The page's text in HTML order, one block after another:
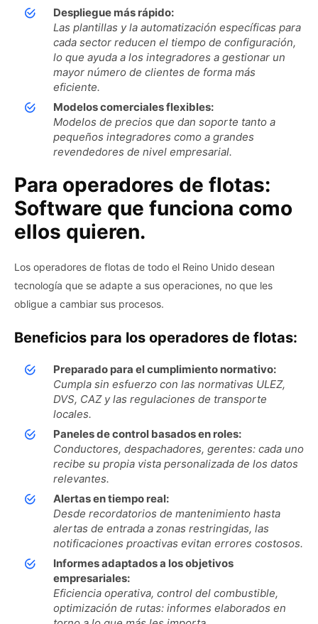
Despliegue más rápido:
Las plantillas y la automatización específicas para
cada sector reducen el tiempo de configuración,
lo que ayuda a los integradores a gestionar un
mayor número de clientes de forma más
eficiente.
Modelos comerciales flexibles:
Modelos de precios que dan soporte tanto a
pequeños integradores como a grandes
revendedores de nivel empresarial.
Para operadores de flotas:
Software que funciona como
ellos quieren.
Los operadores de flotas de todo el Reino Unido desean
tecnología que se adapte a sus operaciones, no que les
obligue a cambiar sus procesos.
Beneficios para los operadores de flotas:
Preparado para el cumplimiento normativo:
Cumpla sin esfuerzo con las normativas ULEZ,
DVS, CAZ y las regulaciones de transporte
locales.
Paneles de control basados ​​en roles:
Conductores, despachadores, gerentes: cada uno
recibe su propia vista personalizada de los datos
relevantes.
Alertas en tiempo real:
Desde recordatorios de mantenimiento hasta
alertas de entrada a zonas restringidas, las
notificaciones proactivas evitan errores costosos.
Informes adaptados a los objetivos
empresariales:
Eficiencia operativa, control del combustible,
optimización de rutas: informes elaborados en